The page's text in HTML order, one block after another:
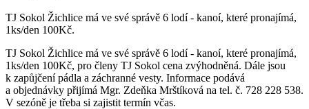
TJ Sokol Žichlice má ve své správě 6 lodí - kanoí, které pronajímá,
1ks/den 100Kč.
TJ Sokol Žichlice má ve své správě 6 lodí - kanoí, které pronajímá,
1ks/den 100Kč, pro členy TJ Sokol cena zvýhodněná. Dále jsou
k zapůjčení pádla a záchranné vesty. Informace podává
a objednávky přijímá Mgr. Zdeňka Mrštíková na tel. č. 728 228 538.
V sezóně je třeba si zajistit termín včas.